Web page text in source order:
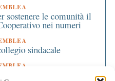
sostenere le comunità il
nei numeri
sindacale
e 2 milioni